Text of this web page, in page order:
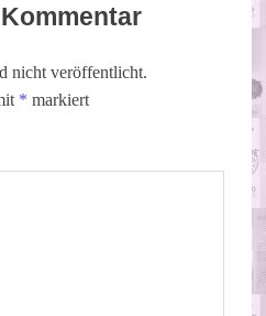
nicht veröffentlicht.
* markiert